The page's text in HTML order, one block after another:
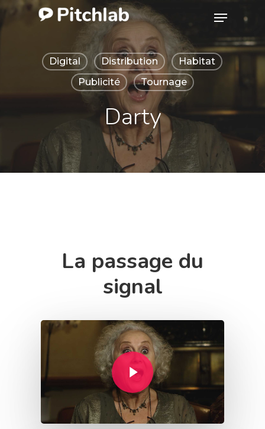
Skip
to
Menu
Digital Distribution
Habitat
Publicité
Tournage
Darty
La passage du
signal
Play Video
Close
Menu